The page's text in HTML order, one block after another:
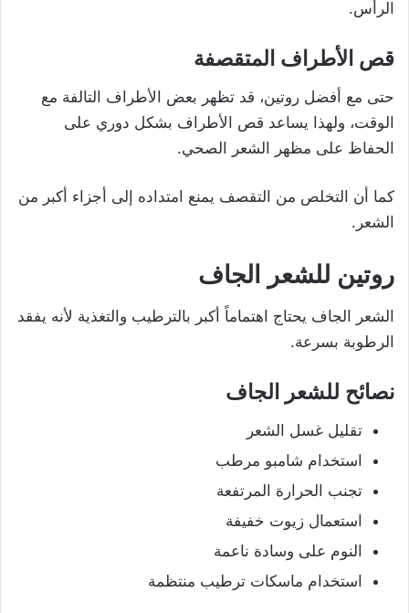
الرأس.
قص الأطراف المتقصفة
حتى مع أفضل روتين، قد تظهر بعض الأطراف التالفة مع
الوقت، ولهذا يساعد قص الأطراف بشكل دوري على
الحفاظ على مظهر الشعر الصحي.
كما أن التخلص من التقصف يمنع امتداده إلى أجزاء أكبر من
الشعر.
روتين للشعر الجاف
الشعر الجاف يحتاج اهتماماً أكبر بالترطيب والتغذية لأنه يفقد
الرطوبة بسرعة.
نصائح للشعر الجاف
تقليل غسل الشعر
استخدام شامبو مرطب
تجنب الحرارة المرتفعة
استعمال زيوت خفيفة
النوم على وسادة ناعمة
استخدام ماسكات ترطيب منتظمة